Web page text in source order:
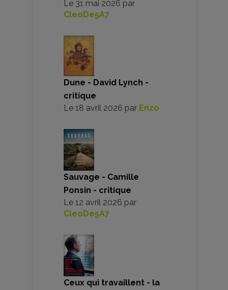
Le 31 mai 2026 par
CleoDe5A7
Dune - David Lynch -
critique
Le 18 avril 2026 par Enzo
Sauvage - Camille
Ponsin - critique
Le 12 avril 2026 par
CleoDe5A7
Ceux qui travaillent - la